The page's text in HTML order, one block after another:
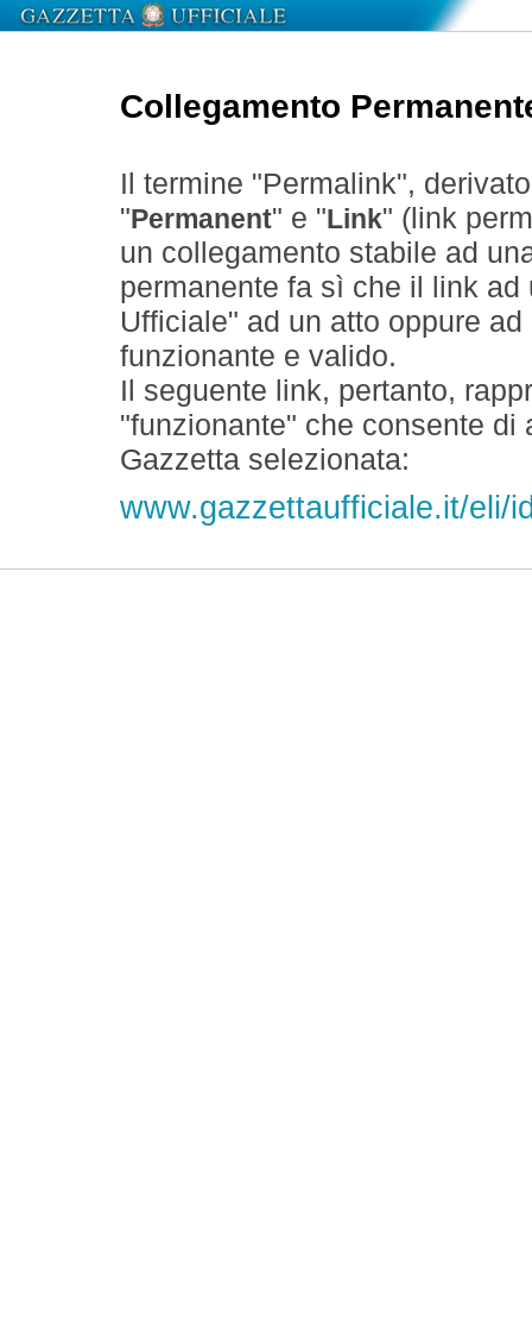
Collegamento
Il termine "Permalink",
" Permanent" e " Link" (link
un collegamento stabile ad
permanente fa sì che il link
Ufficiale" ad un atto oppure
funzionante e valido.
Il seguente link, pertanto,
"funzionante" che consente
Gazzetta selezionata:
www.gazzettaufficiale.it/eli/